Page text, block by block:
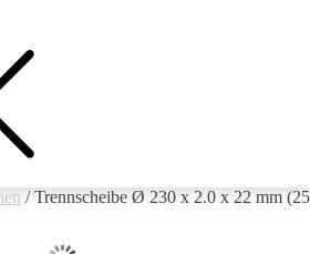
/ Trennscheibe Ø 230 x 2.0 x 22 mm (25